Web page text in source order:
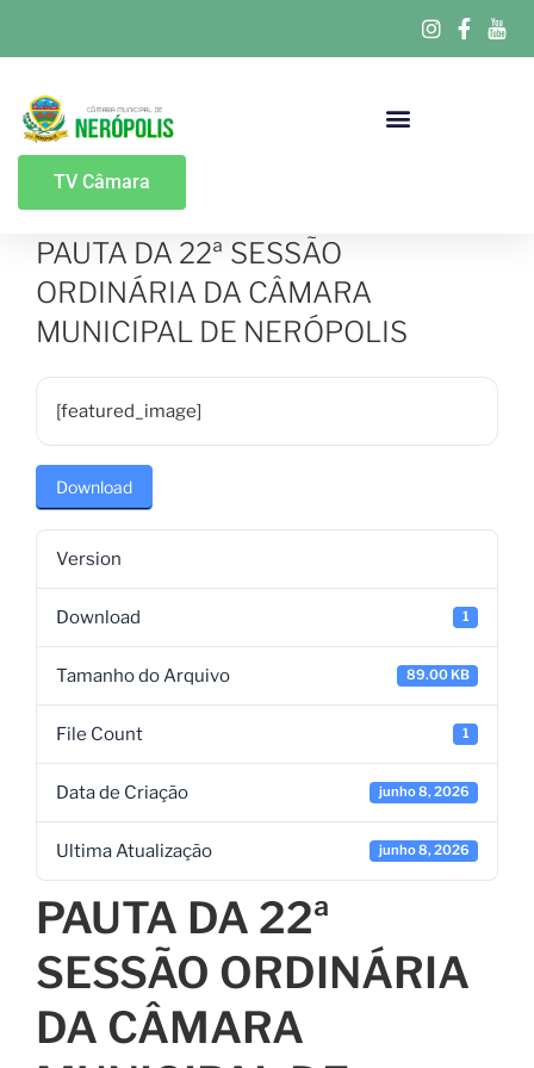
TV Câmara
PAUTA DA 22ª SESSÃO
ORDINÁRIA DA CÂMARA
MUNICIPAL DE NERÓPOLIS
[featured_image]
Download
Version
Download 1
Tamanho do Arquivo 89.00 KB
File Count 1
Data de Criação junho 8, 2026
Ultima Atualização junho 8, 2026
PAUTA DA 22ª
SESSÃO ORDINÁRIA
DA CÂMARA